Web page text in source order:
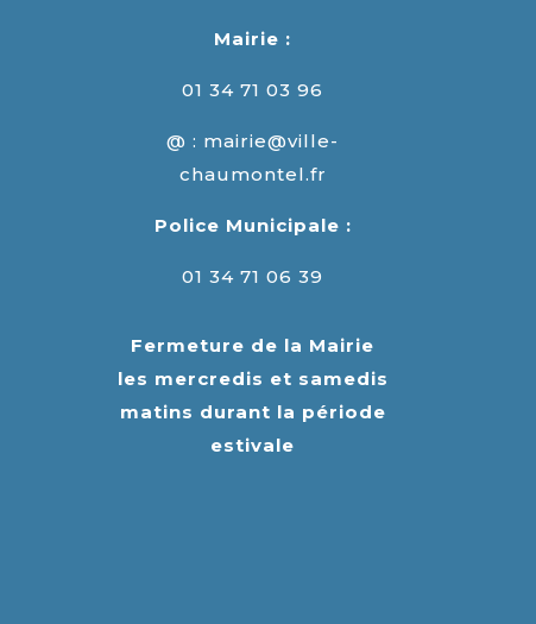
Mairie :
01 34 71 03 96
@ : mairie@ville-
chaumontel.fr
Police Municipale :
01 34 71 06 39
Fermeture de la Mairie
les mercredis et samedis
matins durant la période
estivale